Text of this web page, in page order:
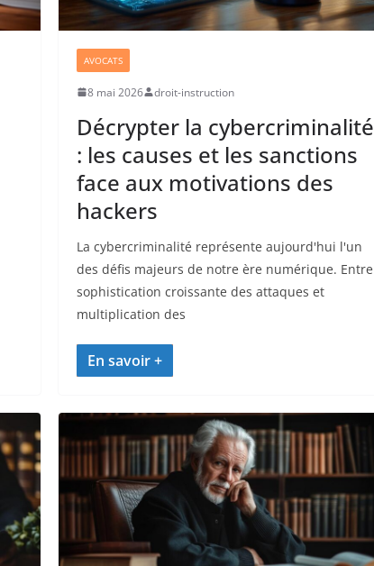
AVOCATS
8 mai 2026 droit-instruction
Décrypter la cybercriminalité
: les causes et les sanctions
face aux motivations des
hackers
La cybercriminalité représente aujourd'hui l'un
des défis majeurs de notre ère numérique. Entre
sophistication croissante des attaques et
multiplication des